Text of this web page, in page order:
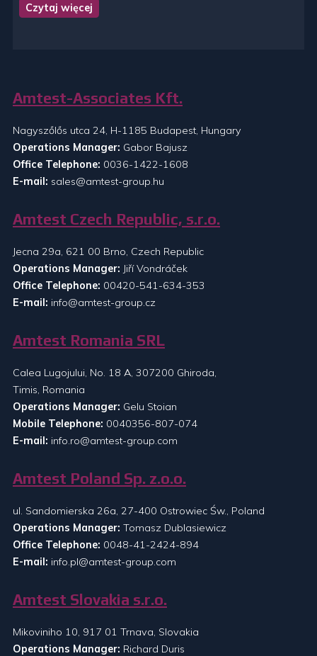
Czytaj więcej
Amtest-Associates Kft.
Nagyszőlős utca 24, H-1185 Budapest, Hungary
Operations Manager: Gabor Bajusz
Office Telephone: 0036-1422-1608
E-mail: sales@amtest-group.hu
Amtest Czech Republic, s.r.o.
Jecna 29a, 621 00 Brno, Czech Republic
Operations Manager: Jiří Vondráček
Office Telephone: 00420-541-634-353
E-mail: info@amtest-group.cz
Amtest Romania SRL
Calea Lugojului, No. 18 A, 307200 Ghiroda,
Timis, Romania
Operations Manager: Gelu Stoian
Mobile Telephone: 0040356-807-074
E-mail: info.ro@amtest-group.com
Amtest Poland Sp. z.o.o.
ul. Sandomierska 26a, 27-400 Ostrowiec Św., Poland
Operations Manager: Tomasz Dublasiewicz
Office Telephone: 0048-41-2424-894
E-mail: info.pl@amtest-group.com
Amtest Slovakia s.r.o.
Mikoviniho 10, 917 01 Trnava, Slovakia
Operations Manager: Richard Duris